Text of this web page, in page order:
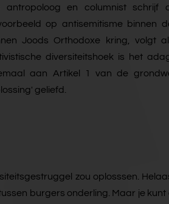
antropoloog en columnist schrijf
op antisemitisme binnen
Joods Orthodoxe kring, volgt
diversiteitshoek is het
aan Artikel 1 van de
geliefd.
zou oplosssen.
burgers onderling. Maar je